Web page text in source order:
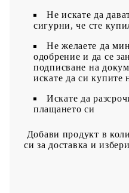
Не искате да
сигурни, че сте
Не желаете да
одобрение и да се
подписване на
искате да си купите
Искате да
плащането си
Добави продукт в
си за доставка и